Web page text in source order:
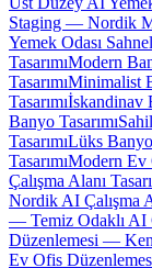
Staging — Nordik
Yemek Odası
TasarımıModern
TasarımıMinimalist
Tasarımıİskandinav
Banyo Tasarımı
TasarımıLüks
TasarımıModern Ev
Çalışma Alanı
Nordik AI Çalışma
— Temiz Odaklı AI
Düzenlemesi —
Ev Ofis